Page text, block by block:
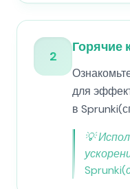
2
Горячие
для
в
💡